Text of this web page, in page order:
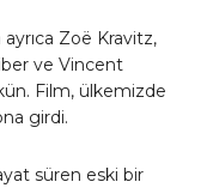
Zoë Kravitz,
ve Vincent
Film, ülkemizde
girdi.
süren eski bir